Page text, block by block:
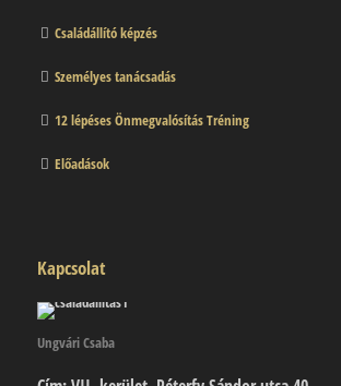
Családállító képzés
Személyes tanácsadás
12 lépéses Önmegvalósítás Tréning
Előadások
Kapcsolat
Ungvári Csaba